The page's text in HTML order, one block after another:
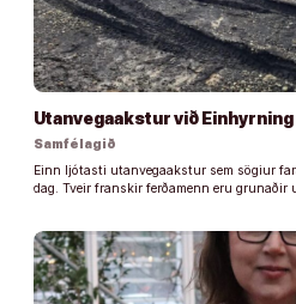
Utanvegaakstur við Einhyrning
Samfélagið
Einn ljótasti utanvegaakstur sem sögiur
dag. Tveir franskir ferðamenn eru grunaðir